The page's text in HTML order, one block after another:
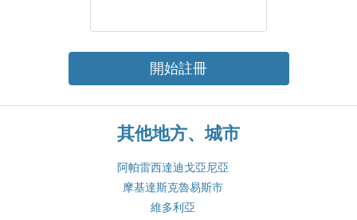
開始註冊
其他地方、城市
阿帕雷西達迪戈亞尼亞
摩基達斯克魯易斯市
維多利亞